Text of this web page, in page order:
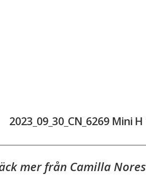
2023_09_30_CN_6269 Mini
mer från Camilla